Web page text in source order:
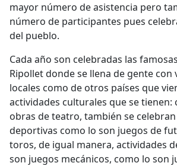
mayor número de asistencia pero
número de participantes pues
del pueblo.
Cada año son celebradas las
Ripollet donde se llena de gente
locales como de otros países que
actividades culturales que se tienen:
obras de teatro, también se
deportivas como lo son juegos de
toros, de igual manera, actividades
son juegos mecánicos, como lo son